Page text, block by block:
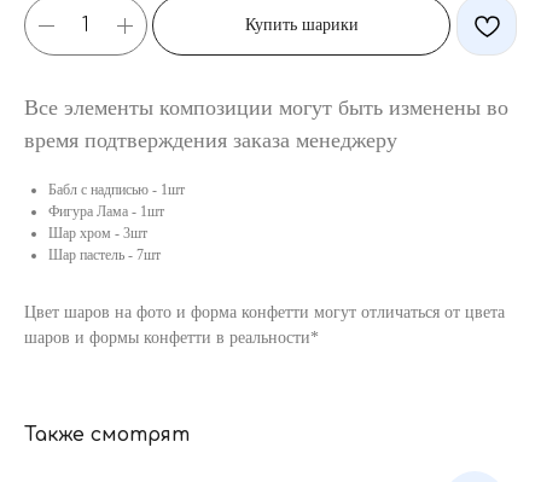
Купить шарики
Все элементы композиции могут быть изменены во
время подтверждения заказа менеджеру
Бабл с надписью - 1шт
Фигура Лама - 1шт
Шар хром - 3шт
Шар пастель - 7шт
Цвет шаров на фото и форма конфетти могут отличаться от цвета
шаров и формы конфетти в реальности*
Также смотрят